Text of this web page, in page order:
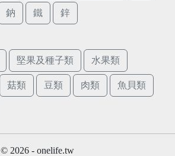
鈉 鐵 鋅
堅果及種子類 水果類
菇類 豆類 肉類 魚貝類
© 2026 - onelife.tw